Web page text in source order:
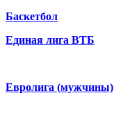
Баскетбол
Единая лига ВТБ
Евролига (мужчины)